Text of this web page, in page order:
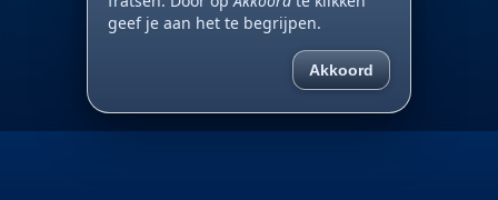
geef je aan het te begrijpen.
Akkoord